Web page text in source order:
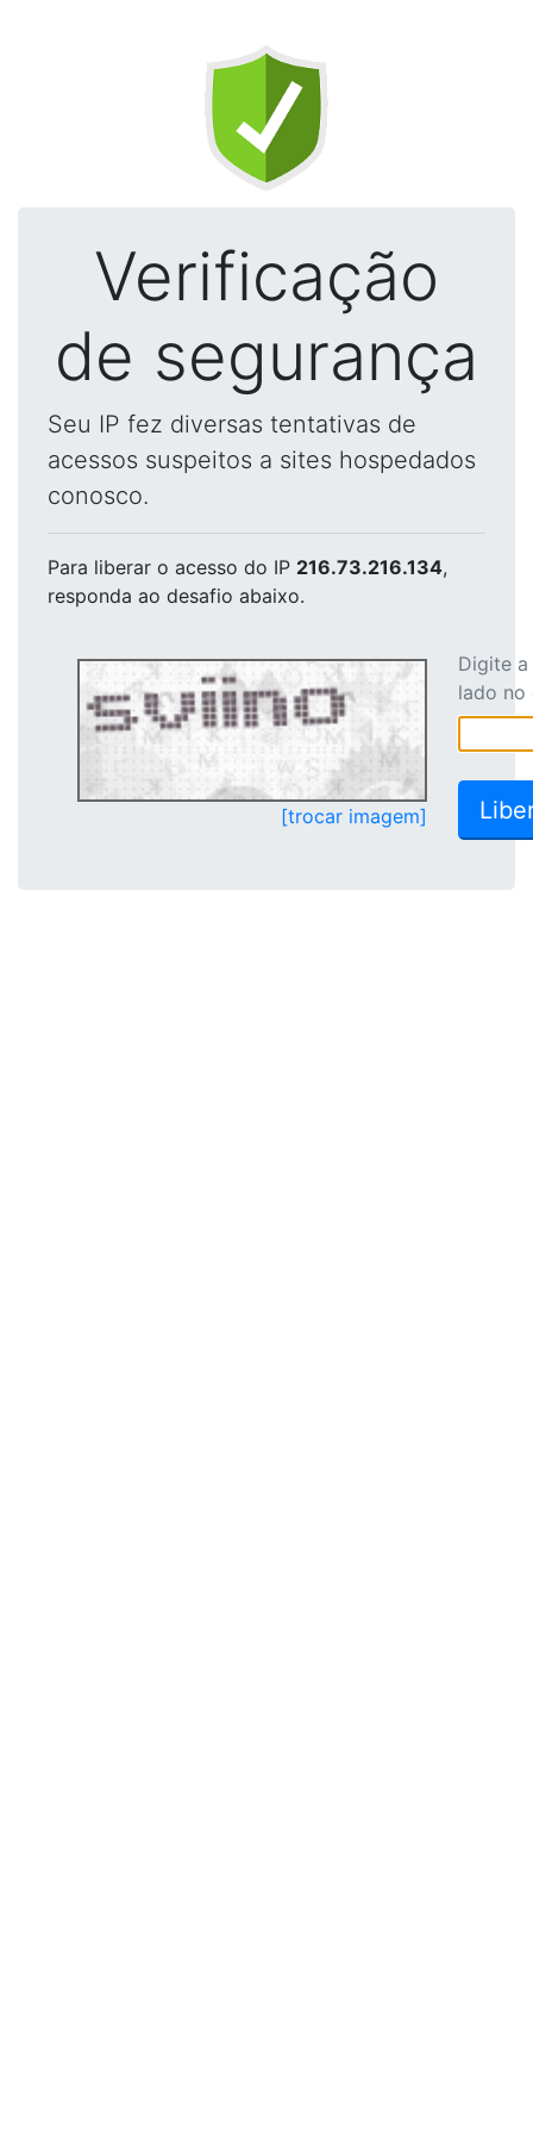
Verificação
de segurança
Seu IP fez diversas tentativas de
acessos suspeitos a sites hospedados
conosco.
Para liberar o acesso do IP 216.73.216.134,
responda ao desafio abaixo.
[trocar imagem]
Digite
lado no